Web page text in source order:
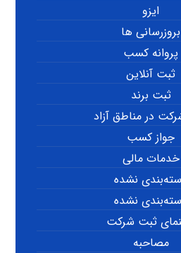
ایزو
بروزرسانی ها
پروانه کسب
ثبت آنلاین
ثبت برند
در مناطق آزاد
جواز کسب
خدمات مالی
نشده
نشده
ثبت شرکت
مصاحبه